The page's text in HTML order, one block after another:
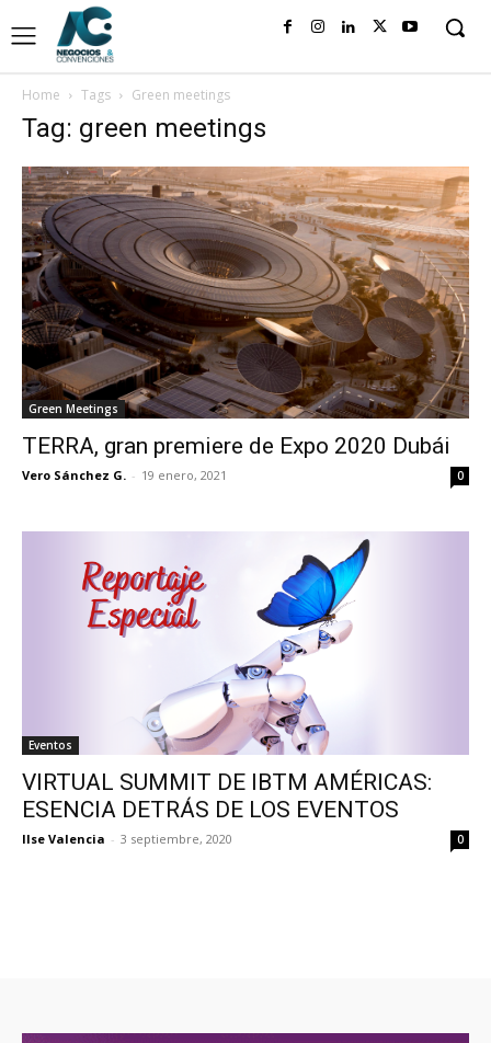
Home Tags Green meetings
Tag: green meetings
Green Meetings
TERRA, gran premiere de Expo 2020 Dubái
Vero Sánchez G. - 19 enero, 2021 0
Eventos
VIRTUAL SUMMIT DE IBTM AMÉRICAS:
ESENCIA DETRÁS DE LOS EVENTOS
Ilse Valencia - 3 septiembre, 2020 0